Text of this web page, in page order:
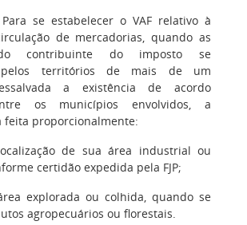
se estabelecer o VAF relativo à
de mercadorias, quando as
contribuinte do imposto se
pelos territórios de mais de um
a existência de acordo
os municípios envolvidos, a
feita proporcionalmente:
de sua área industrial ou
certidão expedida pela FJP;
explorada ou colhida, quando se
agropecuários ou florestais.